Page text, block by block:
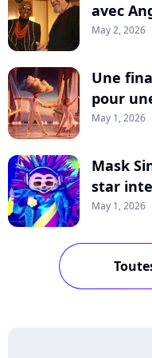
avec
May 2, 2026
Une
pour
May 1, 2026
Mask
star
May 1, 2026